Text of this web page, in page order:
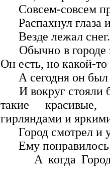
Совсем-совсем
Распахнул глаза и
Везде лежал снег.
Обычно в городе
Он есть, но какой-
А сегодня он был
И вокруг стояли
такие
гирляндами и
Город смотрел и
Ему
А когда Город